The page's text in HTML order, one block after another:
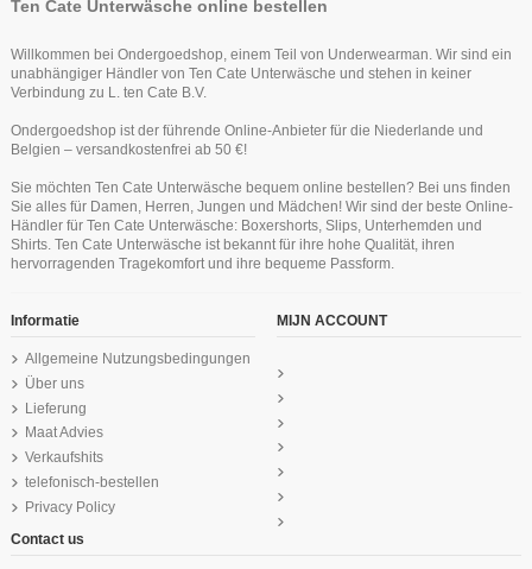
Ten Cate Basics shape high leg white
24,99 €
Ten Cate Basics women spaghetti
top black
18,99 €
Ten Cate Basics women shorts 4
pack white
44,99 €
Ten Cate Secrets Lace Maxi
Schwartz
24,99 €
Artikel nur noch in anderer Variante erhältlich
Ten Cate Dames Basics Cotton
Shape Spaghetti Shirt Lace Zwart
29,99 €
Ten Cate Thermo Damen Lace Shirt
Longsleeve Weiss
37,99 €
Ten Cate Secrets String Off Weiss
19,99 €
Ten Cate Basics men classic slip 2
pack white
29,99 €
Ten Cate Unterwäsche online bestellen
Willkommen bei Ondergoedshop, einem Teil von Underwearman. Wir sind ein
unabhängiger Händler von Ten Cate Unterwäsche und stehen in keiner
Verbindung zu L. ten Cate B.V.
Ondergoedshop ist der führende Online-Anbieter für die Niederlande und
Belgien – versandkostenfrei ab 50 €!
Sie möchten Ten Cate Unterwäsche bequem online bestellen? Bei uns finden
Sie alles für Damen, Herren, Jungen und Mädchen! Wir sind der beste Online-
Händler für Ten Cate Unterwäsche: Boxershorts, Slips, Unterhemden und
Shirts. Ten Cate Unterwäsche ist bekannt für ihre hohe Qualität, ihren
hervorragenden Tragekomfort und ihre bequeme Passform.
Informatie
Allgemeine Nutzungsbedingungen
Über uns
Lieferung
Maat Advies
Verkaufshits
telefonisch-bestellen
Privacy Policy
MIJN ACCOUNT
Contact us